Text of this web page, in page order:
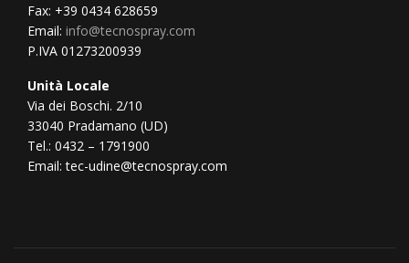
Fax: +39 0434 628659
Email: info@tecnospray.com
P.IVA 01273200939
Unità Locale
Via dei Boschi. 2/10
33040 Pradamano (UD)
Tel.: 0432 – 1791900
Email: tec-udine@tecnospray.com